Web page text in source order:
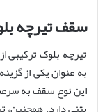
سقف تیرچه
تیرچه بلوک
به عنوان یکی از
این نوع سقف به